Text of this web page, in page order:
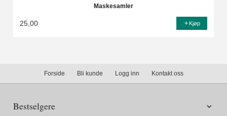
Maskesamler
25,00 Kjøp
Forside Bli kunde Logg inn Kontakt oss
Bestselgere